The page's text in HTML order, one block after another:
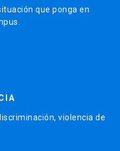
que ponga en
violencia de